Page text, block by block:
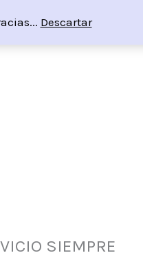
Descartar
SIEMPRE